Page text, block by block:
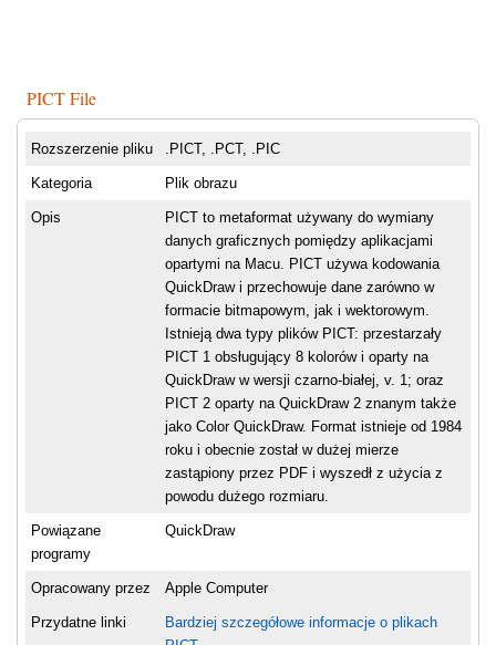
PICT File
Rozszerzenie pliku .PICT, .PCT, .PIC
Kategoria Plik obrazu
Opis
PICT to metaformat używany do wymiany
danych graficznych pomiędzy aplikacjami
opartymi na Macu. PICT używa kodowania
QuickDraw i przechowuje dane zarówno w
formacie bitmapowym, jak i wektorowym.
Istnieją dwa typy plików PICT: przestarzały
PICT 1 obsługujący 8 kolorów i oparty na
QuickDraw w wersji czarno-białej, v. 1; oraz
PICT 2 oparty na QuickDraw 2 znanym także
jako Color QuickDraw. Format istnieje od 1984
roku i obecnie został w dużej mierze
zastąpiony przez PDF i wyszedł z użycia z
powodu dużego rozmiaru.
Powiązane
programy
QuickDraw
Opracowany przez Apple Computer
Przydatne linki
Bardziej szczegółowe informacje o plikach